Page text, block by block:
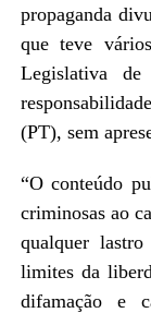
propaganda
que teve
Legislativa
(PT), sem
“O conteúdo
criminosas ao
qualquer
limites da
difamação e